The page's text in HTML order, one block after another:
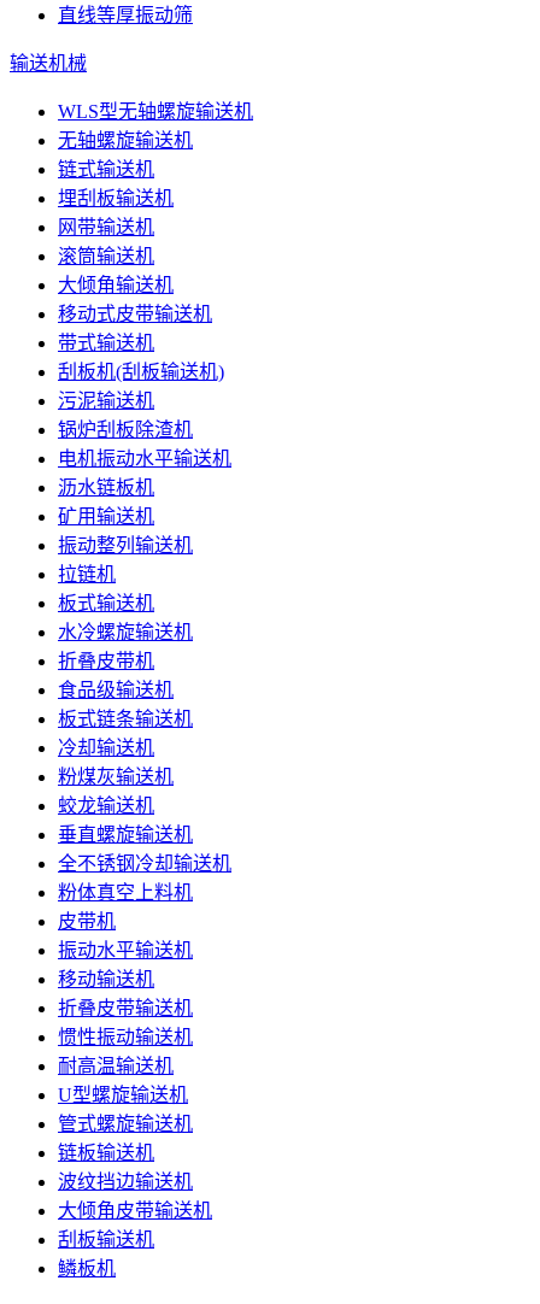
直线等厚振动筛
输送机械
WLS型无轴螺旋输送机
无轴螺旋输送机
链式输送机
埋刮板输送机
网带输送机
滚筒输送机
大倾角输送机
移动式皮带输送机
带式输送机
刮板机(刮板输送机)
污泥输送机
锅炉刮板除渣机
电机振动水平输送机
沥水链板机
矿用输送机
振动整列输送机
拉链机
板式输送机
水冷螺旋输送机
折叠皮带机
食品级输送机
板式链条输送机
冷却输送机
粉煤灰输送机
蛟龙输送机
垂直螺旋输送机
全不锈钢冷却输送机
粉体真空上料机
皮带机
振动水平输送机
移动输送机
折叠皮带输送机
惯性振动输送机
耐高温输送机
U型螺旋输送机
管式螺旋输送机
链板输送机
波纹挡边输送机
大倾角皮带输送机
刮板输送机
鳞板机